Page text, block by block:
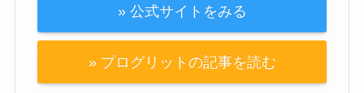
» 公式サイトをみる
» プログリットの記事を読む